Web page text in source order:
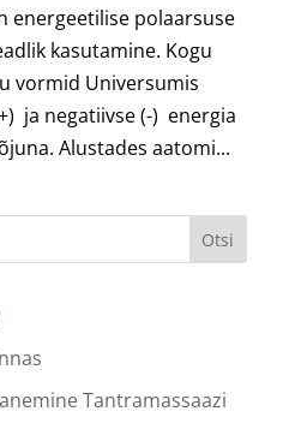
energeetilise polaarsuse
kasutamine. Kogu
vormid Universumis
ja negatiivse (-) energia
Alustades aatomi...
Otsi
Tantramassaazi